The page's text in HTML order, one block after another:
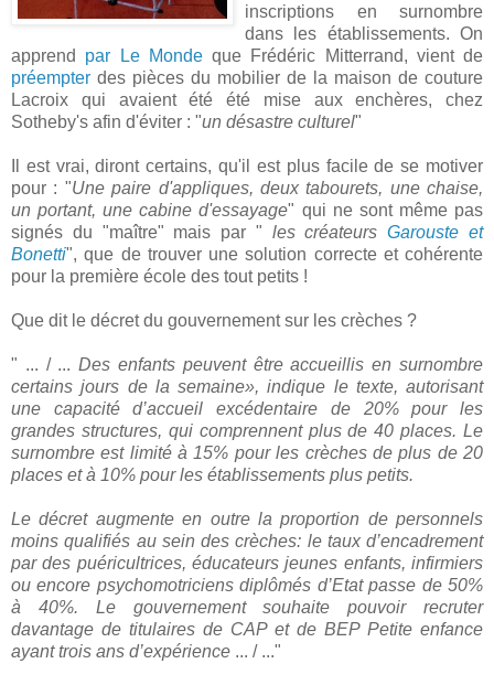
inscriptions en surnombre
dans les établissements. On
apprend par Le Mondeque Frédéric Mitterrand, vient de
préempter des pièces du mobilier de la maison de couture
Lacroix qui avaient été été mise aux enchères, chez
Sotheby's afin d'éviter : "un désastre culturel"
Il est vrai, diront certains, qu'il est plus facile de se motiver
pour : "Une paire d'appliques, deux tabourets, une chaise,
un portant, une cabine d'essayage" qui ne sont même pas
signés du "maître" mais par " les créateursGarouste et
Bonetti", que de trouver une solution correcte et cohérente
pour la première école des tout petits !
Que dit le décret du gouvernement sur les crèches ?
" ... / ...Des enfants peuvent être accueillis en surnombre
certains jours de la semaine», indique le texte, autorisant
une capacité d’accueil excédentaire de 20% pour les
grandes structures, qui comprennent plus de 40 places. Le
surnombre est limité à 15% pour les crèches de plus de 20
places et à 10% pour les établissements plus petits.
Le décret augmente en outre la proportion de personnels
moins qualifiés au sein des crèches: le taux d’encadrement
par des puéricultrices, éducateurs jeunes enfants, infirmiers
ou encore psychomotriciens diplômés d’Etat passe de 50%
à 40%. Le gouvernement souhaite pouvoir recruter
davantage de titulaires de CAP et de BEP Petite enfance
ayant trois ans d’expérience ... / ..."